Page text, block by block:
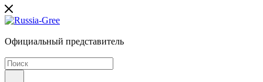
Официальный представитель